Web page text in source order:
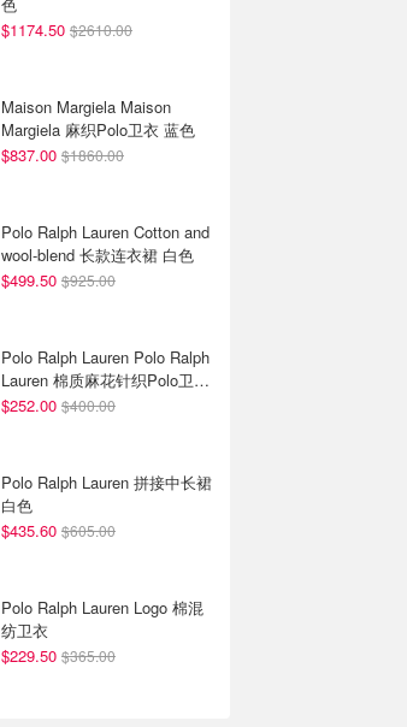
$1174.50 $2610.00
Maison Margiela Maison
Margiela 麻织Polo卫衣 蓝色
$837.00 $1860.00
Polo Ralph Lauren Cotton and
wool-blend 长款连衣裙 白色
$499.50 $925.00
Polo Ralph Lauren Polo Ralph
Lauren 棉质麻花针织Polo卫衣
棕色
$252.00 $400.00
Polo Ralph Lauren 拼接中长裙
白色
$435.60 $605.00
Polo Ralph Lauren Logo 棉混
纺卫衣
$229.50 $365.00